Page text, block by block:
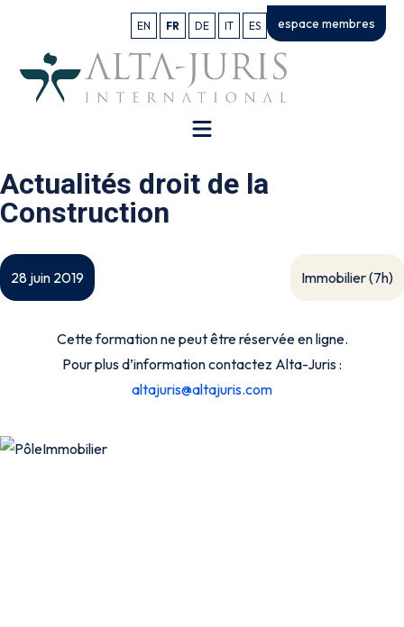
EN FR DE IT ES espace membres
Actualités droit de la
Construction
28 juin 2019 Immobilier (7h)
Cette formation ne peut être réservée en ligne.
Pour plus d’information contactez Alta-Juris :
altajuris@altajuris.com